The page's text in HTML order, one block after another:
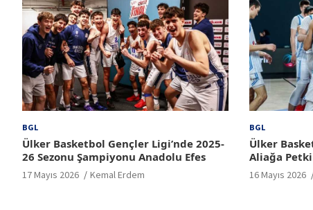
BGL
Ülker Basketbol Gençler Ligi’nde 2025-
26 Sezonu Şampiyonu Anadolu Efes
17 Mayıs 2026 Kemal Erdem
BGL
Ülker
Aliağa
16 Mayıs 2026